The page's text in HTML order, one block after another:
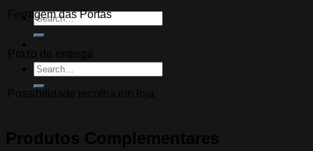
Search
for:
Search
for:
Ferragem das Portas